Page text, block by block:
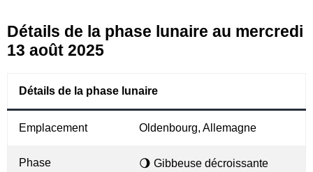
Détails de la phase lunaire au mercredi
13 août 2025
Détails de la phase lunaire
Emplacement Oldenbourg, Allemagne
Phase 🌖 Gibbeuse décroissante